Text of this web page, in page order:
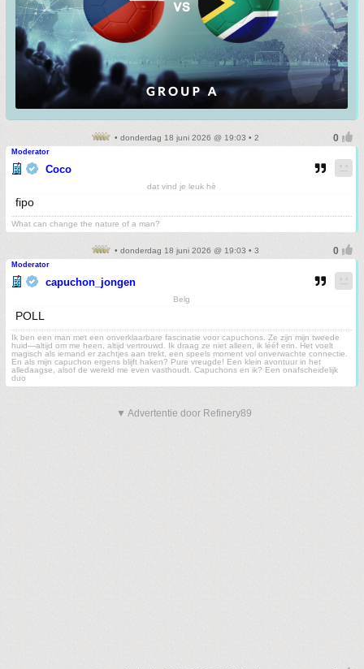
• donderdag 18 juni 2026 @ 19:03 • 2
Moderator
Coco
dat vind je leuk hè
fipo
What can change the nature of a man?
• donderdag 18 juni 2026 @ 19:03 • 3
Moderator
capuchon_jongen
Belg
POLL
Ik ben een man met een onverklaarbare fascinatie voor capuchons. Ze zijn mijn tweede
huid—altijd om me heen, altijd vertrouwd. Ik draag ze niet alleen, ik lééf erin. Het voelt
magisch als iemand er zachtjes aan trekt, een speels moment vol onverwachte connectie.
En als mijn capuchon ergens blijft haken? Pure vreugde! Een klein avontuur in het
alledaagse, alsof de wereld me even vasthoudt. Capuchons en ik? Een onafscheidelijk
duo
▼ Advertentie door Refinery89